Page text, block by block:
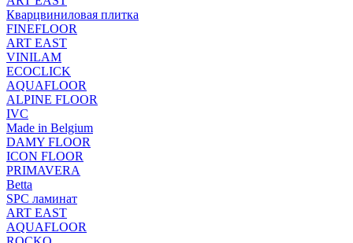
Кварцвиниловая плитка
FINEFLOOR
ART EAST
VINILAM
ECOCLICK
AQUAFLOOR
ALPINE FLOOR
IVC
Made in Belgium
DAMY FLOOR
ICON FLOOR
PRIMAVERA
Betta
SPC ламинат
ART EAST
AQUAFLOOR